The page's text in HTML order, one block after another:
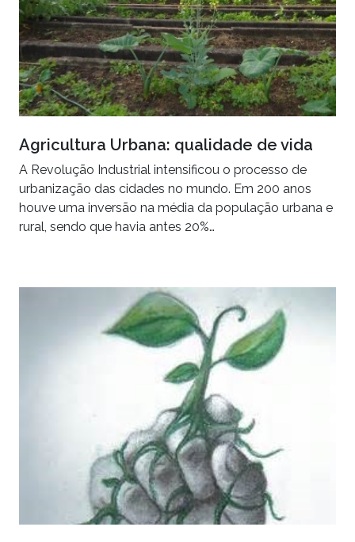
Agricultura Urbana: qualidade de vida
A Revolução Industrial intensificou o processo de
urbanização das cidades no mundo. Em 200 anos
houve uma inversão na média da população urbana e
rural, sendo que havia antes 20%…